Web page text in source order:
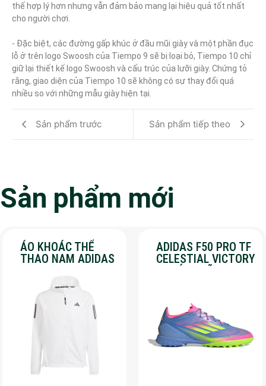
thế hợp lý hơn nhưng vẫn đảm bảo mang lại hiệu quả tốt nhất
cho người chơi.
- Đặc biệt, các đường gấp khúc ở đầu mũi giày và một phần đục
lỗ ở trên logo Swoosh của Tiempo 9 sẽ bị loại bỏ, Tiempo 10 chỉ
giữ lại thiết kế logo Swoosh và cấu trúc của lưỡi giày. Chứng tỏ
rằng, giao diện của Tiempo 10 sẽ không có sự thay đổi quá
nhiều so với những mẫu giày hiện tại.
Sản phẩm trước Sản phẩm tiếp theo
Sản phẩm mới
ÁO KHOÁC THỂ
THAO NAM ADIDAS
MÀU TRẮNG
ADIDAS F50 PRO TF
CELESTIAL VICTORY
– CHÍNH HÃNG –